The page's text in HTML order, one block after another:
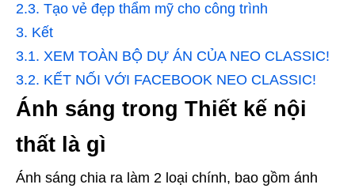
2.3. Tạo vẻ đẹp thẩm mỹ cho công trình
3. Kết
3.1. XEM TOÀN BỘ DỰ ÁN CỦA NEO CLASSIC!
3.2. KẾT NỐI VỚI FACEBOOK NEO CLASSIC!
Ánh sáng trong Thiết kế nội
thất là gì
Ánh sáng chia ra làm 2 loại chính, bao gồm ánh